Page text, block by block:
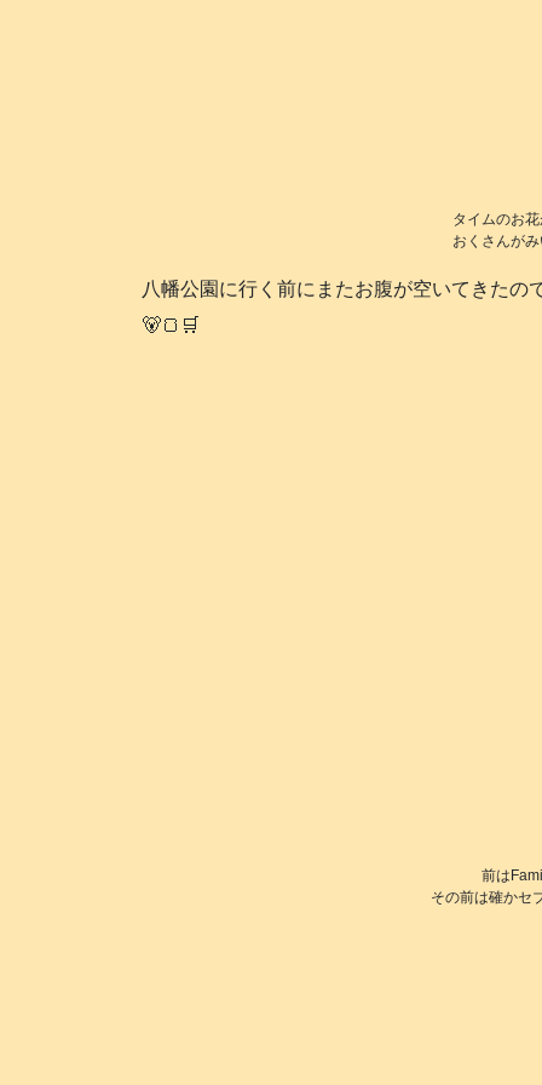
タイムのお花
おくさんが
八幡公園に行く前にまたお腹が空いてきたの
🐻🍞🛒
前は
その前は確かセ